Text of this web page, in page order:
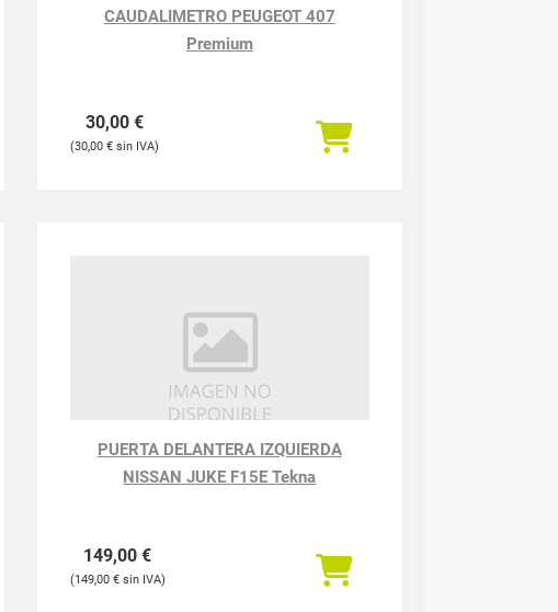
CAUDALIMETRO PEUGEOT 407
Premium
30,00 €
30,00 €
PUERTA DELANTERA IZQUIERDA
NISSAN JUKE F15E Tekna
149,00€
149,00 €